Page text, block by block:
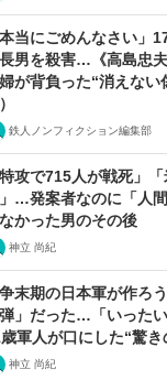
本当にごめんなさい」
男を殺害…《高島忠夫
が背負った“消えない
鉄人ノンフィクション編集部
特攻で715人が戦死」
…発案者なのに「人
かった男のその後
神立 尚紀
末期の日本軍が作ろ
」だった…「いったい
軍人が口にした“驚き
神立 尚紀